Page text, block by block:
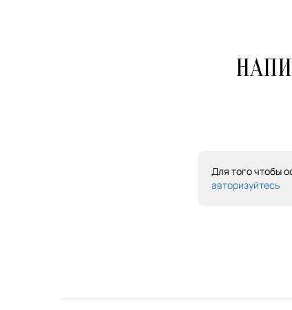
Для того чтобы
авторизуйтесь